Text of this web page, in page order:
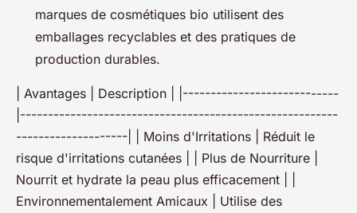
marques de cosmétiques bio utilisent des
emballages recyclables et des pratiques de
production durables.
| Avantages | Description | |----------------------------
|---------------------------------------------------------
--------------------| | Moins d'Irritations | Réduit le
risque d'irritations cutanées | | Plus de Nourriture |
Nourrit et hydrate la peau plus efficacement | |
Environnementalement Amicaux | Utilise des